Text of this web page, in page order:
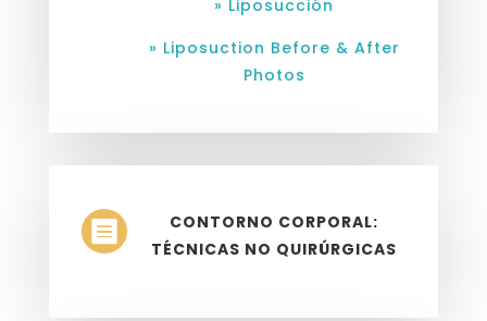
» Liposucción
» Liposuction Before & After
Photos

CONTORNO CORPORAL:
TÉCNICAS NO QUIRÚRGICAS